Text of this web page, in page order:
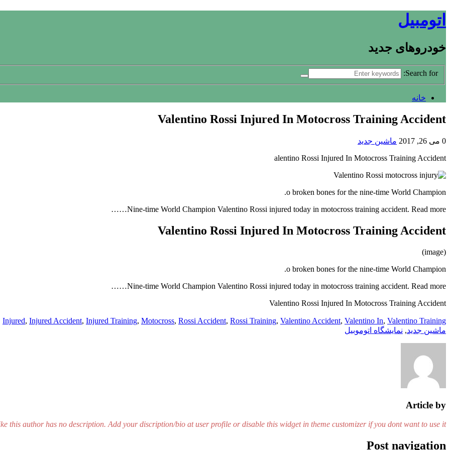
اتومبیل
خودروهای جدید
Search for:
خانه
Valentino Rossi Injured In Motocross Training Accident
0 می 26, 2017
ماشین جدید
alentino Rossi Injured In Motocross Training Accident
o broken bones for the nine-time World Champion.
Nine-time World Champion Valentino Rossi injured today in motocross training accident. Read more……
Valentino Rossi Injured In Motocross Training Accident
(image)
o broken bones for the nine-time World Champion.
Nine-time World Champion Valentino Rossi injured today in motocross training accident. Read more……
Valentino Rossi Injured In Motocross Training Accident
Injured, Injured Accident, Injured Training, Motocross, Rossi Accident, Rossi Training, Valentino Accident, Valentino In, Valentino Training
ماشین جدید, نمایشگاه اتوموبیل
Article by
this author has no description. Add your discription/bio at user profile or disable this widget in theme customizer if you dont want to use it.
Post navigation